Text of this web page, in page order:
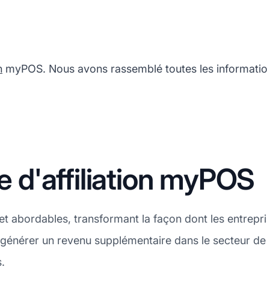
myPOS. Nous avons rassemblé toutes les
d'affiliation myPOS
abordables, transformant la façon dont les
un revenu supplémentaire dans le secteur